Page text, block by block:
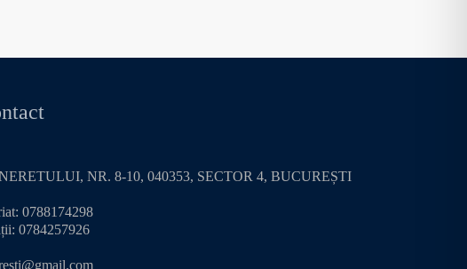
NR. 8-10, 040353, SECTOR 4, BUCUREȘTI
0788174298
0784257926